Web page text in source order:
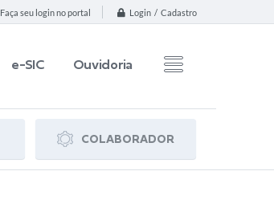
Faça seu login no portal Login / Cadastro
e-SIC Ouvidoria
COLABORADOR